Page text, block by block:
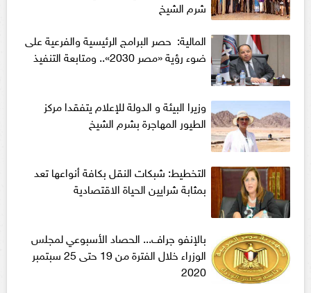
شرم الشيخ
المالية: حصر البرامج الرئيسية والفرعية على
ضوء رؤية «مصر 2030».. ومتابعة التنفيذ
وزيرا البيئة و الدولة للإعلام يتفقدا مركز
الطيور المهاجرة بشرم الشيخ
التخطيط: شبكات النقل بكافة أنواعها تعد
بمثابة شرايين الحياة الاقتصادية
بالإنفو جراف... الحصاد الأسبوعي لمجلس
الوزراء خلال الفترة من 19 حتى 25 سبتمبر
2020